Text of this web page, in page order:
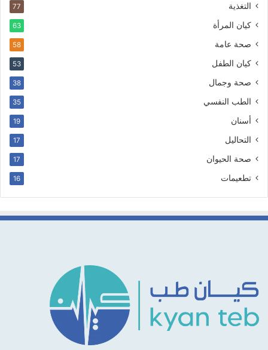
التغذية 77
كيان المرأة 63
صحة عامة 58
كيان الطفل 53
صحة وجمال 38
الطب النفسي 35
أسنان 19
التحاليل 17
صحة الحيوان 17
تطعيمات 16